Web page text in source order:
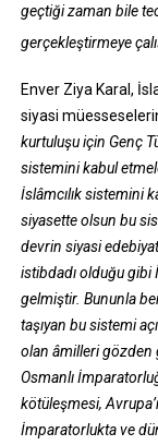
geçtiği zaman bile
gerçekleştirmeye
Enver Ziya Karal,
siyasi
kurtuluşu için Genç
sistemini kabul
İslâmcılık sistemini
siyasette olsun bu
devrin siyasi
istibdadı olduğu gibi
gelmiştir. Bununla
taşıyan bu sistemi
olan âmilleri gözden
Osmanlı
kötüleşmesi,
İmparatorlukta ve